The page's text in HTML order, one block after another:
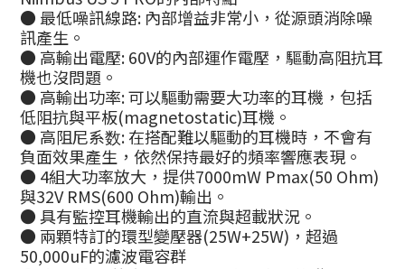
● 最低噪訊線路: 內部增益非常小，從源頭消除噪
訊產生。
● 高輸出電壓: 60V的內部運作電壓，驅動高阻抗耳
機也沒問題。
● 高輸出功率: 可以驅動需要大功率的耳機，包括
低阻抗與平板(magnetostatic)耳機。
● 高阻尼系数: 在搭配難以驅動的耳機時，不會有
負面效果產生，依然保持最好的頻率響應表現。
● 4組大功率放大，提供7000mW Pmax(50 Ohm)
與32V RMS(600 Ohm)輸出。
● 具有監控耳機輸出的直流與超載狀況。
● 兩顆特訂的環型變壓器(25W+25W)，超過
50,000uF的濾波電容群